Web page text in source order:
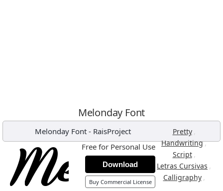
Melonday Font
Melonday Font - RaisProject Pretty ,
Handwriting,
Script ,
Letras Cursivas ,
Calligraphy ,
Free for Personal Use
Download
Buy Commercial License